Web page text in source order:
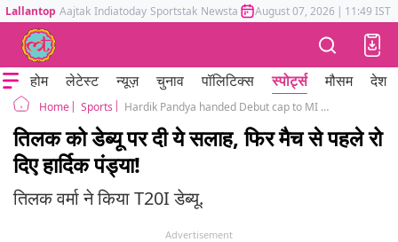
Lallantop Aajtak Indiatoday Sportstak Newstak Mumbai Tak Astrotak
August 07, 2026 | 11:49 IST
होम लेटेस्ट न्यूज़ चुनाव पॉलिटिक्स स्पोर्ट्स मौसम देश
Home Sports Hardik Pandya handed Debut cap to MI Tilak Verma then seen crying during National Anthem in INDvsWI 1st T20I
तिलक को डेब्यू पर दी ये सलाह, फिर मैच से पहले रो
दिए हार्दिक पंड्या!
तिलक वर्मा ने किया T20I डेब्यू.
Advertisement